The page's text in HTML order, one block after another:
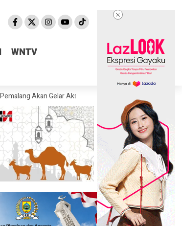
WNTV
WNTV
Gelar Aksi, Desak KPK Tuntaskan Dugaan Korupsi di